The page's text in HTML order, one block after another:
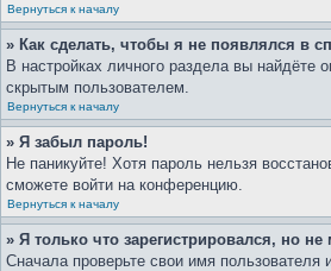
Вернуться к началу
» Как сделать, чтобы я не появлялся в
В настройках личного раздела вы найдёте
скрытым пользователем.
Вернуться к началу
» Я забыл пароль!
Не паникуйте! Хотя пароль нельзя
сможете войти на конференцию.
Вернуться к началу
» Я только что зарегистрировался, но не
Сначала проверьте свои имя